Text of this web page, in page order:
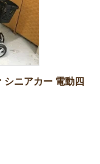
シニアカー 電動四